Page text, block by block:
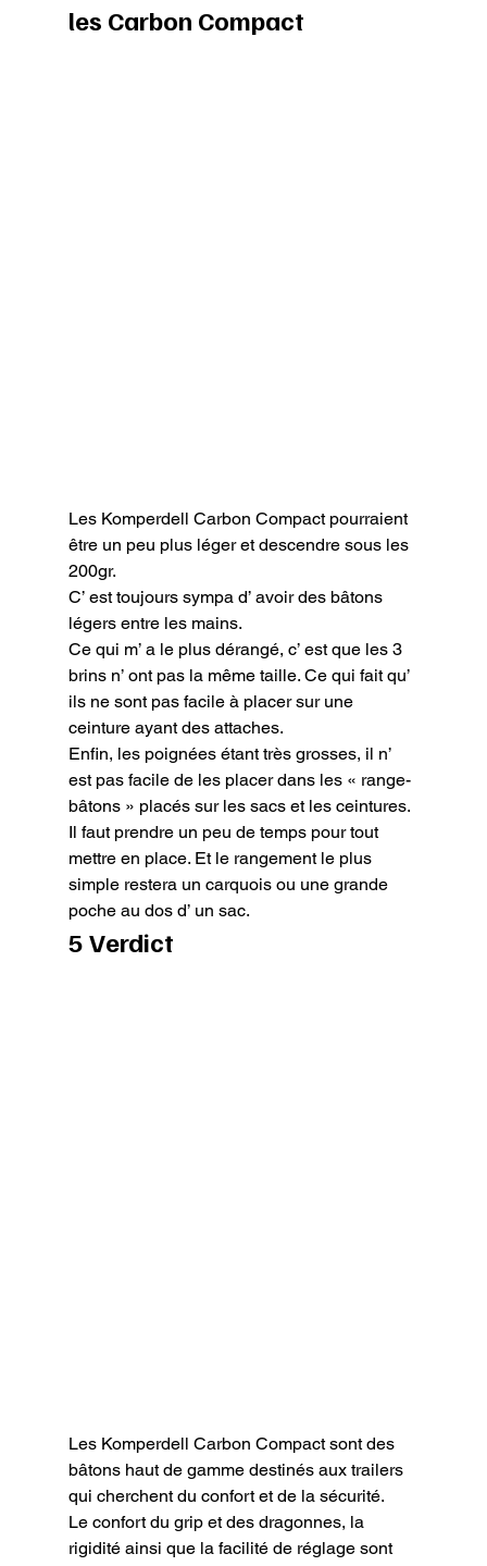
les Carbon Compact
Les Komperdell Carbon Compact pourraient
être un peu plus léger et descendre sous les
200gr.
C’ est toujours sympa d’ avoir des bâtons
légers entre les mains.
Ce qui m’ a le plus dérangé, c’ est que les 3
brins n’ ont pas la même taille. Ce qui fait qu’
ils ne sont pas facile à placer sur une
ceinture ayant des attaches.
Enfin, les poignées étant très grosses, il n’
est pas facile de les placer dans les « range-
bâtons » placés sur les sacs et les ceintures.
Il faut prendre un peu de temps pour tout
mettre en place. Et le rangement le plus
simple restera un carquois ou une grande
poche au dos d’ un sac.
5 Verdict
Les Komperdell Carbon Compact sont des
bâtons haut de gamme destinés aux trailers
qui cherchent du confort et de la sécurité.
Le confort du grip et des dragonnes, la
rigidité ainsi que la facilité de réglage sont